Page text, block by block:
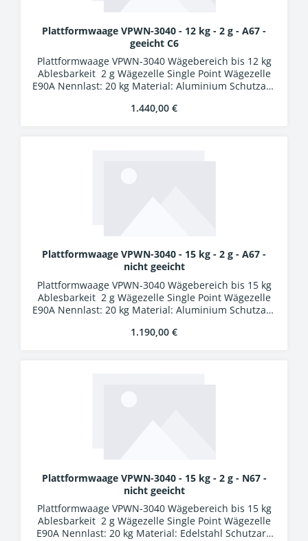
Plattformwaage VPWN-3040 - 12 kg - 2 g - A67 -
geeicht C6
Plattformwaage VPWN-3040 Wägebereich bis 12 kg
Ablesbarkeit 2 g Wägezelle Single Point Wägezelle
E90A Nennlast: 20 kg Material: Aluminium Schutzart:
Schutzart IP54 LCD-Display, Ziffernhöhe 25 mm 24
Regulärer Preis:
1.440,00 €
Plattformwaage VPWN-3040 - 15 kg - 2 g - A67 -
nicht geeicht
Plattformwaage VPWN-3040 Wägebereich bis 15 kg
Ablesbarkeit 2 g Wägezelle Single Point Wägezelle
E90A Nennlast: 20 kg Material: Aluminium Schutzart:
Schutzart IP54 LCD-Display, Ziffernhöhe 25 mm 24
Regulärer Preis:
1.190,00 €
Plattformwaage VPWN-3040 - 15 kg - 2 g - N67 -
nicht geeicht
Plattformwaage VPWN-3040 Wägebereich bis 15 kg
Ablesbarkeit 2 g Wägezelle Single Point Wägezelle
E90A Nennlast: 20 kg Material: Edelstahl Schutzart: